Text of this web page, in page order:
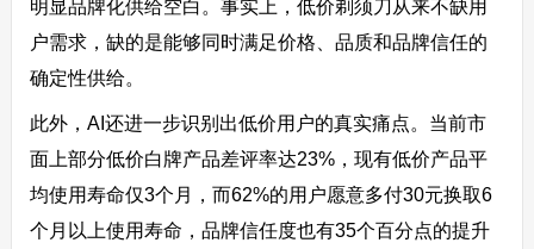
明显品牌化供给空白。事实上，低价剃须刀从来不缺用
户需求，缺的是能够同时满足价格、品质和品牌信任的
确定性供给。
此外，AI还进一步识别出低价用户的真实痛点。当前市
面上部分低价白牌产品差评率达23%，现有低价产品平
均使用寿命仅3个月，而62%的用户愿意多付30元换取6
个月以上使用寿命，品牌信任度也有35个百分点的提升